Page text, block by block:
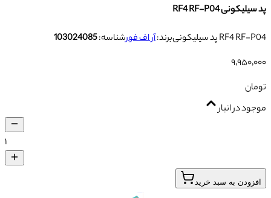
پد سیلیکونی RF4 RF-P04
پد سیلیکونی RF4 RF-P04
برند:آر اف فورشناسه:103024085
۹٬۹۵۰٬۰۰۰
تومان
موجود در انبار
۱
افزودن به سبد خرید